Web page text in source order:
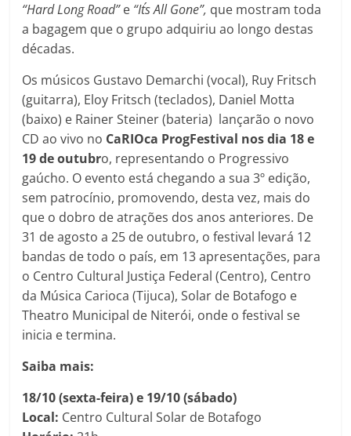
“Hard Long Road”e “It´s All Gone”, que mostram toda
a bagagem que o grupo adquiriu ao longo destas
décadas.
Os músicos Gustavo Demarchi (vocal), Ruy Fritsch
(guitarra), Eloy Fritsch (teclados), Daniel Motta
(baixo) e Rainer Steiner (bateria) lançarão o novo
CD ao vivo no CaRIOca ProgFestival nos dia 18 e
19 de outubro, representando o Progressivo
gaúcho. O evento está chegando a sua 3º edição,
sem patrocínio, promovendo, desta vez, mais do
que o dobro de atrações dos anos anteriores. De
31 de agosto a 25 de outubro, o festival levará 12
bandas de todo o país, em 13 apresentações, para
o Centro Cultural Justiça Federal (Centro), Centro
da Música Carioca (Tijuca), Solar de Botafogo e
Theatro Municipal de Niterói, onde o festival se
inicia e termina.
Saiba mais:
18/10 (sexta-feira) e 19/10 (sábado)
Local: Centro Cultural Solar de Botafogo